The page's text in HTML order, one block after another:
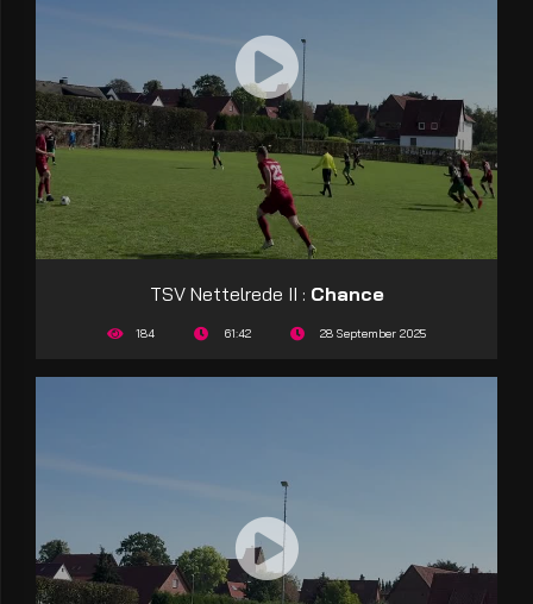
TSV Nettelrede II : Chance
184 61:42 28 September 2025